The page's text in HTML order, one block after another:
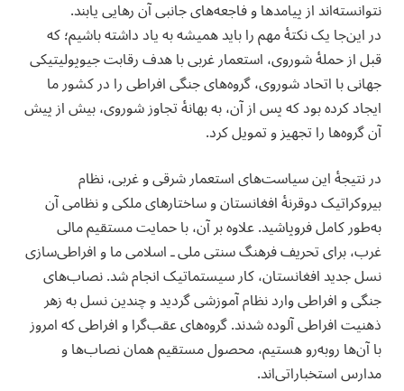
نتوانسته‌اند از پیامدها و فاجعه‌های جانبی آن رهایی یابند.
‏در این‌جا یک نکتهٔ مهم را باید همیشه به یاد داشته باشیم؛ که
قبل از حملهٔ شوروی، استعمار غربی با هدف رقابت جیوپولیتیکی
جهانی با اتحاد شوروی، گروه‌های جنگی افراطی را در کشور ما
ایجاد کرده بود که پس از آن، به بهانهٔ تجاوز شوروی، بیش از پیش
آن گروه‌ها را تجهیز و تمویل کرد.
‏در نتیجهٔ این سیاست‌های استعمار شرقی و غربی، نظام
بیروکراتیک دوقرنهٔ افغانستان و ساختارهای ملکی و نظامی آن
به‌طور کامل فروپاشید. علاوه بر آن، با حمایت مستقیم مالی
غرب، برای تحریف فرهنگ سنتی ملی ـ اسلامی ما و افراطی‌سازی
نسل جدید افغانستان، کار سیستماتیک انجام شد. نصاب‌های
جنگی و افراطی وارد نظام آموزشی گردید و چندین نسل به زهر
ذهنیت افراطی آلوده شدند. گروه‌های عقب‌گرا و افراطی که امروز
با آن‌ها روبه‌رو هستیم، محصول مستقیم همان نصاب‌ها و
مدارس استخباراتی‌اند.